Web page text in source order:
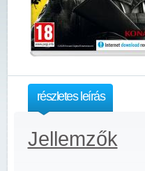
részletes leírás
Jellemzők